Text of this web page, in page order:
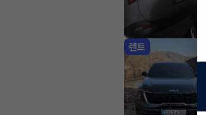
렌트